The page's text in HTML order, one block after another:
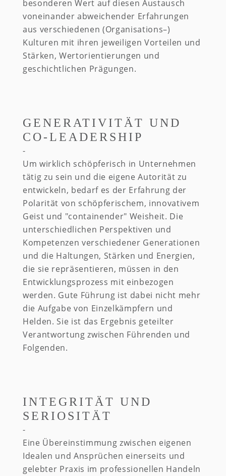
besonderen Wert auf diesen Austausch
voneinander abweichender Erfahrungen
aus verschiedenen (Organisations–)
Kulturen mit ihren jeweiligen Vorteilen und
Stärken, Wertorientierungen und
geschichtlichen Prägungen.
GENERATIVITÄT UND
CO-LEADERSHIP
Um wirklich schöpferisch in Unternehmen
tätig zu sein und die eigene Autorität zu
entwickeln, bedarf es der Erfahrung der
Polarität von schöpferischem, innovativem
Geist und "containender" Weisheit. Die
unterschiedlichen Perspektiven und
Kompetenzen verschiedener Generationen
und die Haltungen, Stärken und Energien,
die sie repräsentieren, müssen in den
Entwicklungsprozess mit einbezogen
werden. Gute Führung ist dabei nicht mehr
die Aufgabe von Einzelkämpfern und
Helden. Sie ist das Ergebnis geteilter
Verantwortung zwischen Führenden und
Folgenden.
INTEGRITÄT UND
SERIOSITÄT
Eine Übereinstimmung zwischen eigenen
Idealen und Ansprüchen einerseits und
gelebter Praxis im professionellen Handeln